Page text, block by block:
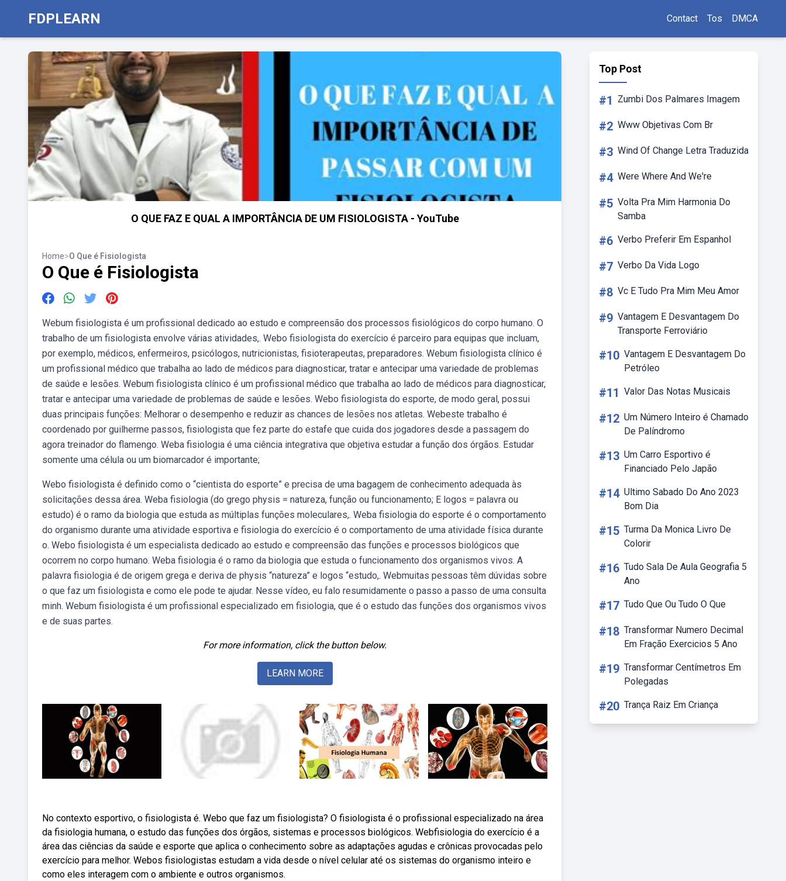
FDPLEARN Contact Tos DMCA
O QUE FAZ E QUAL A IMPORTÂNCIA DE UM FISIOLOGISTA - YouTube
Home>O Que é Fisiologista
O Que é Fisiologista
Webum fisiologista é um profissional dedicado ao estudo e compreensão dos processos fisiológicos do corpo humano. O
trabalho de um fisiologista envolve várias atividades,. Webo fisiologista do exercício é parceiro para equipas que incluam,
por exemplo, médicos, enfermeiros, psicólogos, nutricionistas, fisioterapeutas, preparadores. Webum fisiologista clínico é
um profissional médico que trabalha ao lado de médicos para diagnosticar, tratar e antecipar uma variedade de problemas
de saúde e lesões. Webum fisiologista clínico é um profissional médico que trabalha ao lado de médicos para diagnosticar,
tratar e antecipar uma variedade de problemas de saúde e lesões. Webo fisiologista do esporte, de modo geral, possui
duas principais funções: Melhorar o desempenho e reduzir as chances de lesões nos atletas. Webeste trabalho é
coordenado por guilherme passos, fisiologista que fez parte do estafe que cuida dos jogadores desde a passagem do
agora treinador do flamengo. Weba fisiologia é uma ciência integrativa que objetiva estudar a função dos órgãos. Estudar
somente uma célula ou um biomarcador é importante;
Webo fisiologista é definido como o “cientista do esporte” e precisa de uma bagagem de conhecimento adequada às
solicitações dessa área. Weba fisiologia (do grego physis = natureza, função ou funcionamento; E logos = palavra ou
estudo) é o ramo da biologia que estuda as múltiplas funções moleculares,. Weba fisiologia do esporte é o comportamento
do organismo durante uma atividade esportiva e fisiologia do exercício é o comportamento de uma atividade física durante
o. Webo fisiologista é um especialista dedicado ao estudo e compreensão das funções e processos biológicos que
ocorrem no corpo humano. Weba fisiologia é o ramo da biologia que estuda o funcionamento dos organismos vivos. A
palavra fisiologia é de origem grega e deriva de physis “natureza” e logos “estudo,. Webmuitas pessoas têm dúvidas sobre
o que faz um fisiologista e como ele pode te ajudar. Nesse vídeo, eu falo resumidamente o passo a passo de uma consulta
minh. Webum fisiologista é um profissional especializado em fisiologia, que é o estudo das funções dos organismos vivos
e de suas partes.
For more information, click the button below.
LEARN MORE
No contexto esportivo, o fisiologista é. Webo que faz um fisiologista? O fisiologista é o profissional especializado na área
da fisiologia humana, o estudo das funções dos órgãos, sistemas e processos biológicos. Webfisiologia do exercício é a
área das ciências da saúde e esporte que aplica o conhecimento sobre as adaptações agudas e crônicas provocadas pelo
exercício para melhor. Webos fisiologistas estudam a vida desde o nível celular até os sistemas do organismo inteiro e
como eles interagem com o ambiente e outros organismos.
Top Post
#1 Zumbi Dos Palmares Imagem
#2 Www Objetivas Com Br
#3 Wind Of Change Letra Traduzida
#4 Were Where And We're
#5 Volta Pra Mim Harmonia Do
Samba
#6 Verbo Preferir Em Espanhol
#7 Verbo Da Vida Logo
#8 Vc E Tudo Pra Mim Meu Amor
#9 Vantagem E Desvantagem Do
Transporte Ferroviário
#10 Vantagem E Desvantagem Do
Petróleo
#11 Valor Das Notas Musicais
#12 Um Número Inteiro é Chamado
De Palíndromo
#13 Um Carro Esportivo é
Financiado Pelo Japão
#14 Ultimo Sabado Do Ano 2023
Bom Dia
#15 Turma Da Monica Livro De
Colorir
#16 Tudo Sala De Aula Geografia 5
Ano
#17 Tudo Que Ou Tudo O Que
#18 Transformar Numero Decimal
Em Fração Exercicios 5 Ano
#19 Transformar Centímetros Em
Polegadas
#20 Trança Raiz Em Criança